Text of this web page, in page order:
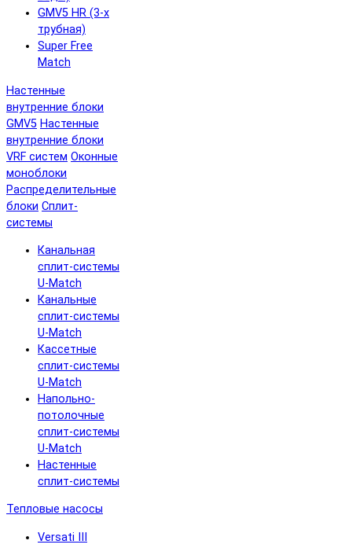
GMV5 HR (3-х
трубная)
Super Free
Match
Настенные
внутренние блоки
GMV5 Настенные
внутренние блоки
VRF систем Оконные
моноблоки
Распределительные
блоки Сплит-
системы
Канальная
сплит-системы
U-Match
Канальные
сплит-системы
U-Match
Кассетные
сплит-системы
U-Match
Напольно-
потолочные
сплит-системы
U-Match
Настенные
сплит-системы
Тепловые насосы
Versati III